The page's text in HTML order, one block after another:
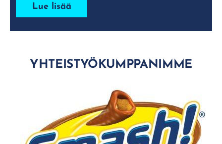
Lue lisää
YHTEISTYÖKUMPPANIMME